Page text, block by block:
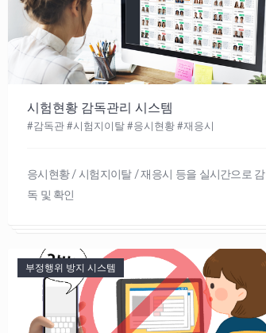
시험현황 감독관리 시스템
#감독관 #시험지이탈 #응시현황 #재응시
응시현황 / 시험지이탈 / 재응시 등을 실시간으로 감
독 및 확인
부정행위 방지 시스템